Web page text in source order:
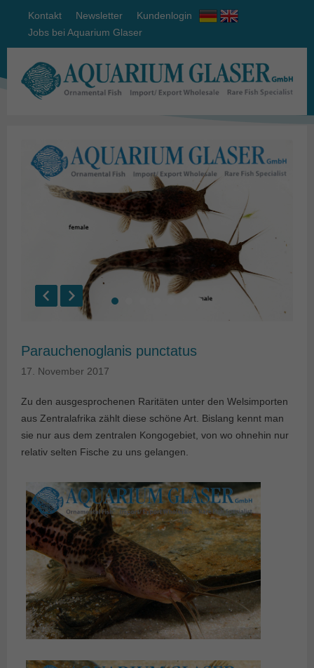
Kontakt Newsletter
Kundenlogin
Jobs bei Aquarium Glaser
Parauchenoglanis punctatus
17. November 2017
Zu den ausgesprochenen Raritäten unter den Welsimporten
aus Zentralafrika zählt diese schöne Art. Bislang kennt man
sie nur aus dem zentralen Kongogebiet, von wo ohnehin nur
relativ selten Fische zu uns gelangen.